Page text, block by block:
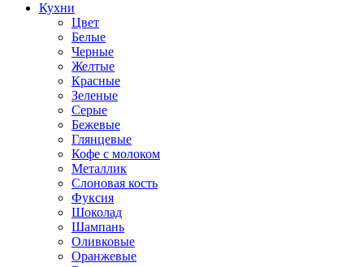
Кухни
Цвет
Белые
Черные
Желтые
Красные
Зеленые
Серые
Бежевые
Глянцевые
Кофе с молоком
Металлик
Слоновая кость
Фуксия
Шоколад
Шампань
Оливковые
Оранжевые